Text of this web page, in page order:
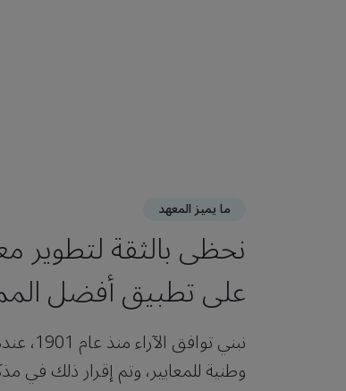
ما يميز المعهد
نحظى بالثقة لتطوير
على تطبيق أفضل
نبني
وطنية للمعايير، وتم إقرار ذلك في